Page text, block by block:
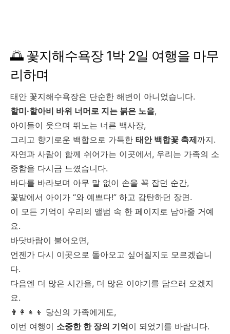
🌅 꽃지해수욕장 1박 2일 여행을 마무
리하며
태안 꽃지해수욕장은 단순한 해변이 아니었습니다.
할미·할아비 바위 너머로 지는 붉은 노을,
아이들이 웃으며 뛰노는 너른 백사장,
그리고 향기로운 백합으로 가득한 태안 백합꽃 축제까지.
자연과 사람이 함께 쉬어가는 이곳에서, 우리는 가족의 소
중함을 다시금 느꼈습니다.
바다를 바라보며 아무 말 없이 손을 꼭 잡던 순간,
꽃밭에서 아이가 “와 예쁘다!” 하고 감탄하던 장면.
이 모든 기억이 우리의 앨범 속 한 페이지로 남아줄 거예
요.
바닷바람이 불어오면,
언젠가 다시 이곳으로 돌아오고 싶어질지도 모르겠습니
다.
다음엔 더 많은 시간을, 더 많은 이야기를 담으러 오겠지
요.
👨‍👩‍👧‍👦 당신의 가족에게도,
이번 여행이 소중한 한 장의 기억이 되었기를 바랍니다.